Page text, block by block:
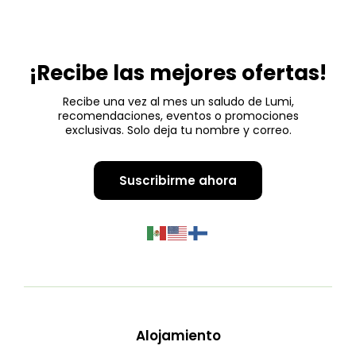
¡Recibe las mejores ofertas!
Recibe una vez al mes un saludo de Lumi,
recomendaciones, eventos o promociones
exclusivas. Solo deja tu nombre y correo.
Suscribirme ahora
Alojamiento